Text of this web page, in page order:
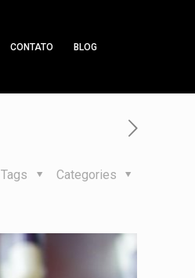
CONTATO BLOG
Categories
Tags